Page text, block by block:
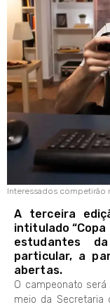
Interessados competirão
A terceira
intitulado “Copa
estudantes
particular, a
abertas.
O campeonato
meio da Secretaria